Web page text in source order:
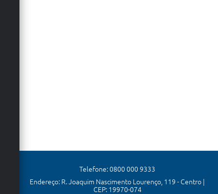
Telefone: 0800 000 9333
Endereço: R. Joaquim Nascimento Lourenço, 119 - Centro |
CEP: 19970-074